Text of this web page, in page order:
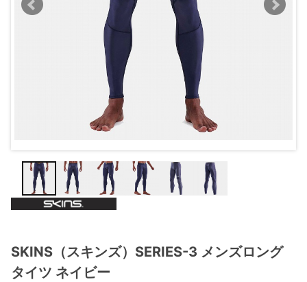
SKINS（スキンズ）SERIES-3 メンズロング
タイツ ネイビー